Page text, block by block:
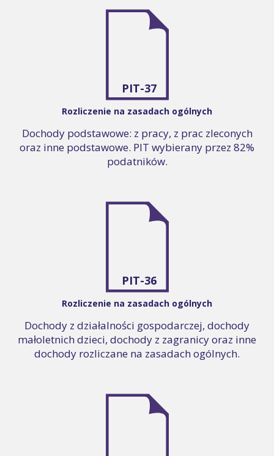
PIT-37
Rozliczenie na zasadach ogólnych
Dochody podstawowe: z pracy, z prac zleconych
oraz inne podstawowe. PIT wybierany przez 82%
podatników.
PIT-36
Rozliczenie na zasadach ogólnych
Dochody z działalności gospodarczej, dochody
małoletnich dzieci, dochody z zagranicy oraz inne
dochody rozliczane na zasadach ogólnych.